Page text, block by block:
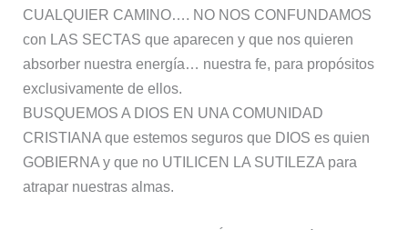
CUALQUIER CAMINO…. NO NOS CONFUNDAMOS
con LAS SECTAS que aparecen y que nos quieren
absorber nuestra energía… nuestra fe, para propósitos
exclusivamente de ellos.
BUSQUEMOS A DIOS EN UNA COMUNIDAD
CRISTIANA que estemos seguros que DIOS es quien
GOBIERNA y que no UTILICEN LA SUTILEZA para
atrapar nuestras almas.